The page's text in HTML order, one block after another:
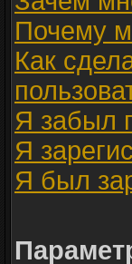
Почему
Как
Я забыл
Я
Я был